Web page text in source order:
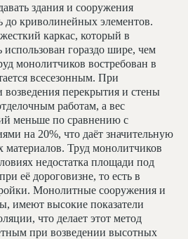
здания и сооружения
до криволинейных элементов.
каркас, который в
гораздо шире, чем
монолитчиков востребован в
всесезонным. При
перекрытия и стены
работам, а вес
меньше по сравнению с
на 20%, что даёт значительную
Труд монолитчиков
недостатка площади под
её дороговизне, то есть в
Монолитные сооружения и
имеют высокие показатели
что делает этот метод
при возведении высотных